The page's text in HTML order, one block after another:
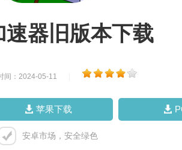
速器旧版本下载
间：2024-05-11
苹果下载
安卓市场，安全绿色